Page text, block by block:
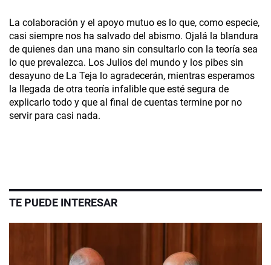
La colaboración y el apoyo mutuo es lo que, como especie,
casi siempre nos ha salvado del abismo. Ojalá la blandura
de quienes dan una mano sin consultarlo con la teoría sea
lo que prevalezca. Los Julios del mundo y los pibes sin
desayuno de La Teja lo agradecerán, mientras esperamos
la llegada de otra teoría infalible que esté segura de
explicarlo todo y que al final de cuentas termine por no
servir para casi nada.
TE PUEDE INTERESAR